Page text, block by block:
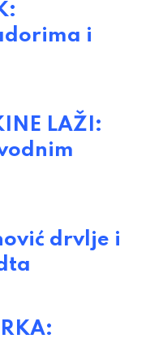
i
LAŽI:
drvlje i